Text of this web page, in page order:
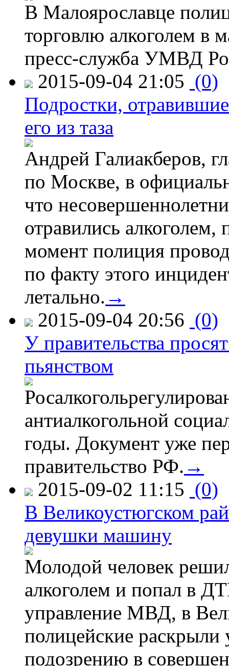
В Малоярославце
торговлю алкоголем в
пресс-служба УМВД
2015-09-04 21:05 (0)
Подростки,
его из таза
Андрей Галиакберов,
по Москве, в
что
отравились
момент полиция
по факту этого
летально. →
2015-09-04 20:56 (0)
У правительства
пьянством
антиалкогольной
годы. Документ уже
правительство РФ. →
2015-09-02 11:15 (0)
В Великоустюгском
девушки машину
Молодой человек
алкоголем и попал в
управление МВД, в
полицейские
подозрению в